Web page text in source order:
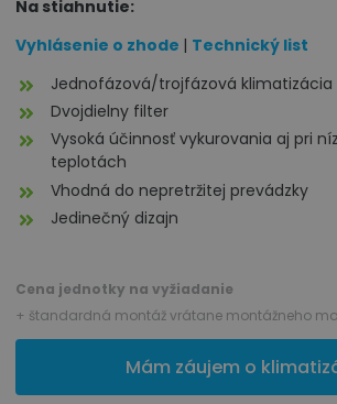
Na stiahnutie:
Vyhlásenie o zhode | Technický list
Jednofázová/trojfázová klimatizácia
Dvojdielny filter
Vysoká účinnosť vykurovania aj pri
teplotách
Vhodná do nepretržitej prevádzky
Jedinečný dizajn
Cena jednotky na vyžiadanie
+ štandardná montáž vrátane montážneho
Mám záujem o